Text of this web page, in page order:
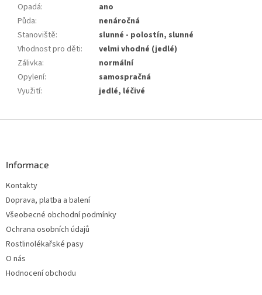
Opadá:
ano
Půda:
nenáročná
Stanoviště:
slunné - polostín, slunné
Vhodnost pro děti:
velmi vhodné (jedlé)
Zálivka:
normální
Opylení:
samospračná
Využití: jedlé, léčivé
Informace
Kontakty
Doprava, platba a balení
Všeobecné obchodní podmínky
Ochrana osobních údajů
Rostlinolékařské pasy
O nás
Hodnocení obchodu